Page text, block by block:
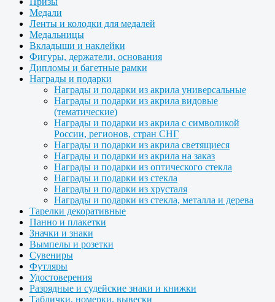
Медали
Ленты и колодки для медалей
Медальницы
Вкладыши и наклейки
Фигуры, держатели, основания
Дипломы и багетные рамки
Награды и подарки
Награды и подарки из акрила универсальные
Награды и подарки из акрила видовые
(тематические)
Награды и подарки из акрила с символикой
России, регионов, стран СНГ
Награды и подарки из акрила светящиеся
Награды и подарки из акрила на заказ
Награды и подарки из оптического стекла
Награды и подарки из стекла
Награды и подарки из хрусталя
Награды и подарки из стекла, металла и дерева
Тарелки декоративные
Панно и плакетки
Значки и знаки
Вымпелы и розетки
Сувениры
Футляры
Удостоверения
Разрядные и судейские знаки и книжки
Таблички, номерки, вывески